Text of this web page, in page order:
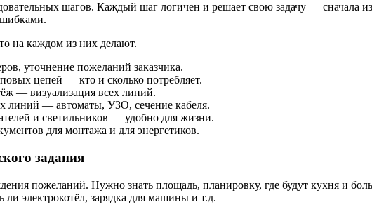
шагов. Каждый шаг логичен и решает свою задачу — сначала
на каждом из них делают.
уточнение пожеланий заказчика.
цепей — кто и сколько потребляет.
— визуализация всех линий.
линий — автоматы, УЗО, сечение кабеля.
и светильников — удобно для жизни.
для монтажа и для энергетиков.
задания
пожеланий. Нужно знать площадь, планировку, где будут кухня и
электрокотёл, зарядка для машины и т.д.